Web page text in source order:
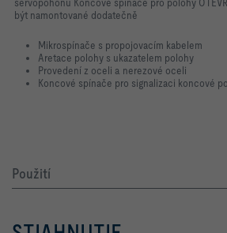
být namontované dodatečně
Mikrospínače s propojovacím kabelem
Aretace polohy s ukazatelem polohy
Provedení z oceli a nerezové oceli
Koncové spínače pro signalizaci koncové
Použití